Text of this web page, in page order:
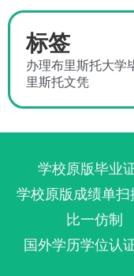
标签
办理布里斯托大学
里斯托文凭
学校原版毕业
学校原版成绩单扫
比一仿制
国外学历学位认